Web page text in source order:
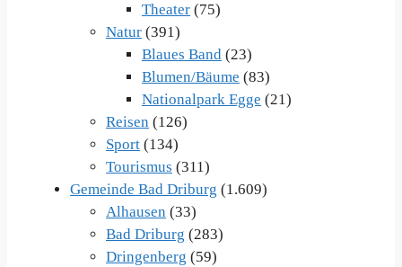
Theater (75)
Natur (391)
Blaues Band (23)
Blumen/Bäume (83)
Nationalpark Egge (21)
Reisen (126)
Sport (134)
Tourismus (311)
Gemeinde Bad Driburg (1.609)
Alhausen (33)
Bad Driburg (283)
Dringenberg (59)